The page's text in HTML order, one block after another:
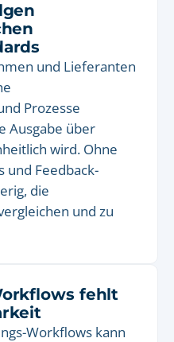
und Lieferanten
Prozesse
Ausgabe über
wird. Ohne
und Feedback-
die
und zu
fehlt
Workflows kann